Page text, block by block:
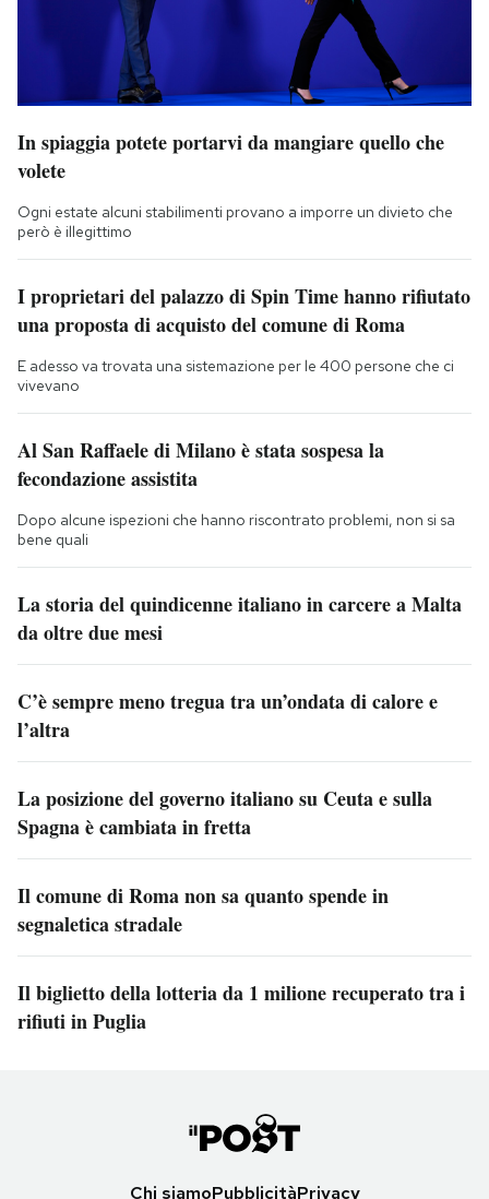
In spiaggia potete portarvi da mangiare quello che
volete
Ogni estate alcuni stabilimenti provano a imporre un divieto che
però è illegittimo
I proprietari del palazzo di Spin Time hanno rifiutato
una proposta di acquisto del comune di Roma
E adesso va trovata una sistemazione per le 400 persone che ci
vivevano
Al San Raffaele di Milano è stata sospesa la
fecondazione assistita
Dopo alcune ispezioni che hanno riscontrato problemi, non si sa
bene quali
La storia del quindicenne italiano in carcere a Malta
da oltre due mesi
C’è sempre meno tregua tra un’ondata di calore e
l’altra
La posizione del governo italiano su Ceuta e sulla
Spagna è cambiata in fretta
Il comune di Roma non sa quanto spende in
segnaletica stradale
Il biglietto della lotteria da 1 milione recuperato tra i
rifiuti in Puglia
Chi siamoPubblicitàPrivacy